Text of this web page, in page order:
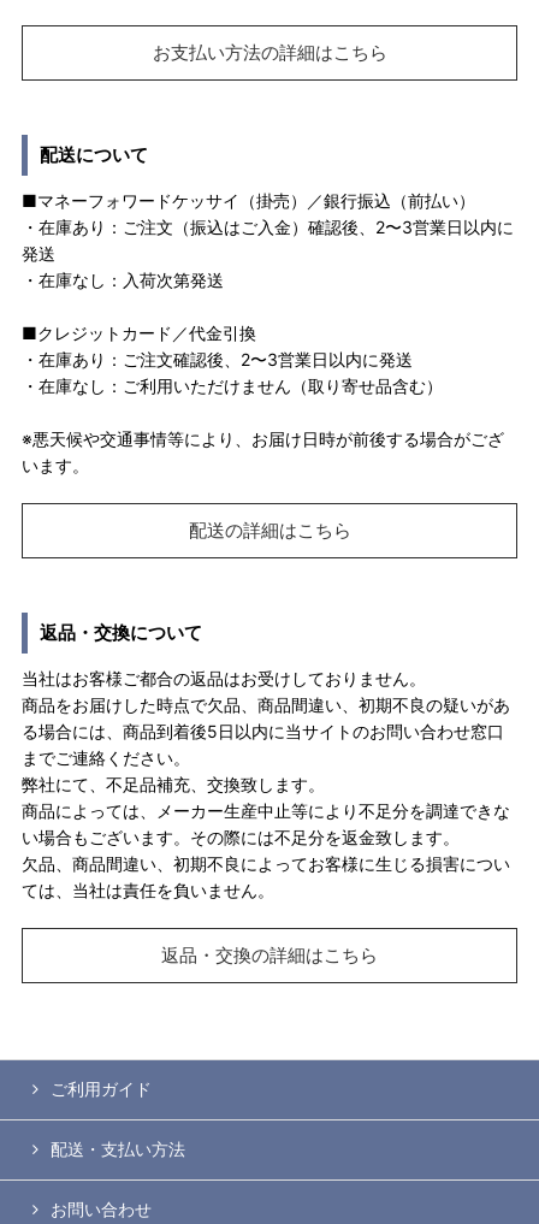
お支払い方法の詳細はこちら
配送について
■マネーフォワードケッサイ（掛売）／銀行振込（前払い）
・在庫あり：ご注文（振込はご入金）確認後、2〜3営業日以内に
発送
・在庫なし：入荷次第発送
■クレジットカード／代金引換
・在庫あり：ご注文確認後、2〜3営業日以内に発送
・在庫なし：ご利用いただけません（取り寄せ品含む）
※悪天候や交通事情等により、お届け日時が前後する場合がござ
います。
配送の詳細はこちら
返品・交換について
当社はお客様ご都合の返品はお受けしておりません。
商品をお届けした時点で欠品、商品間違い、初期不良の疑いがあ
る場合には、商品到着後5日以内に当サイトのお問い合わせ窓口
までご連絡ください。
弊社にて、不足品補充、交換致します。
商品によっては、メーカー生産中止等により不足分を調達できな
い場合もございます。その際には不足分を返金致します。
欠品、商品間違い、初期不良によってお客様に生じる損害につい
ては、当社は責任を負いません。
返品・交換の詳細はこちら
ご利用ガイド
配送・支払い方法
お問い合わせ